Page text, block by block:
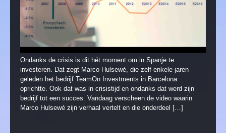
Ondanks de crisis is dit hét moment om in Spanje te
investeren. Dat zegt Marco Hulsewé, die zelf enkele jaren
geleden het bedrijf TeamOn Investments in Barcelona
oprichtte. Ook dat was in crisistijd en ondanks dat werd zijn
bedrijf tot een succes. Vandaag verscheen de video waarin
Marco Hulsewé zijn verhaal vertelt en die onderdeel […]